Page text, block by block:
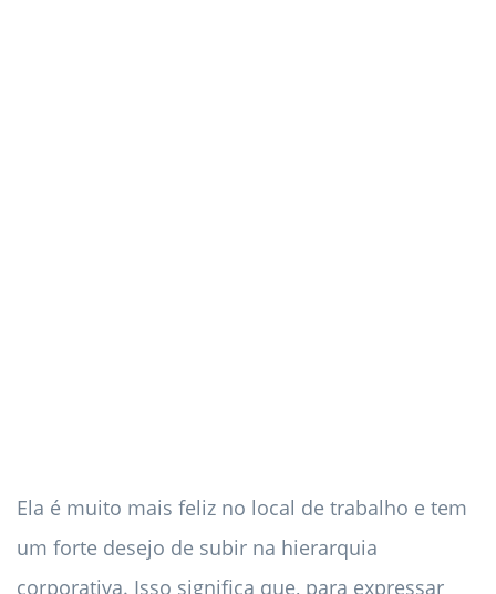
Ela é muito mais feliz no local de trabalho e tem
um forte desejo de subir na hierarquia
corporativa. Isso significa que, para expressar